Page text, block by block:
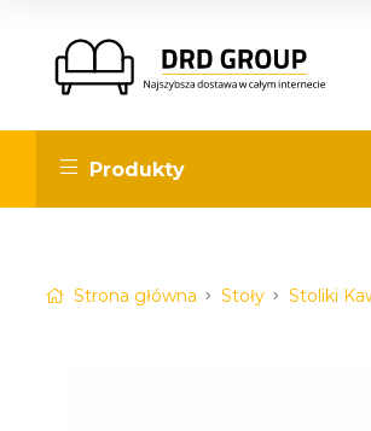
DRD
Group
meblowy
Produkty
Strona główna Stoły Stoliki